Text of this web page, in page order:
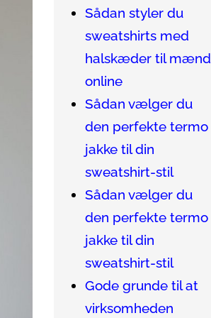
Sådan styler du
sweatshirts med
halskæder til mænd
online
Sådan vælger du
den perfekte termo
jakke til din
sweatshirt-stil
Sådan vælger du
den perfekte termo
jakke til din
sweatshirt-stil
Gode grunde til at
virksomheden